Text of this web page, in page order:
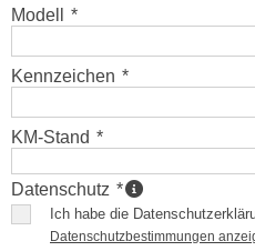
Modell *
Kennzeichen *
KM-Stand *
Datenschutz *
Ich habe die
Datenschutzbestimmungen